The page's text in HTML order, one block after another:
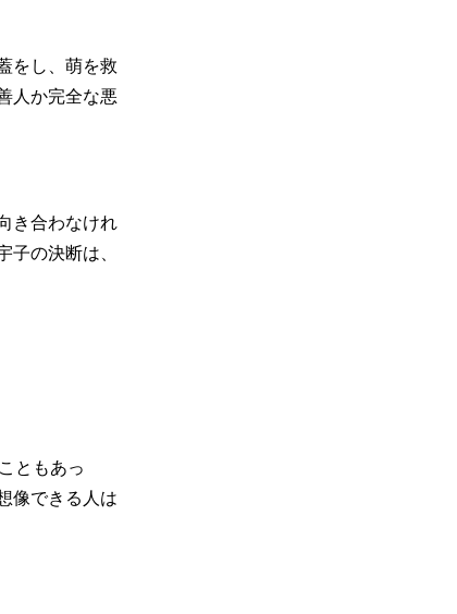
をし、萌を救
人か完全な悪
き合わなけれ
の決断は、
ともあっ
像できる人は